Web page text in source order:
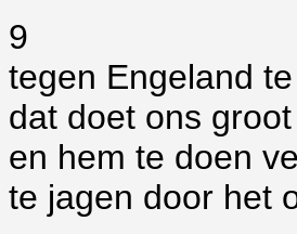
9
tegen Engeland
dat doet ons
en hem te doen
te jagen door het